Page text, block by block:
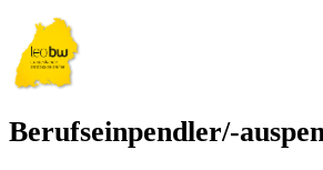
Berufseinpendler/-